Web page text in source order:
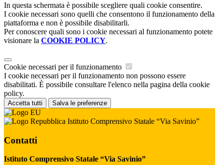
In questa schermata è possibile scegliere quali cookie consentire.
I cookie necessari sono quelli che consentono il funzionamento della
piattaforma e non è possibile disabilitarli.
Per conoscere quali sono i cookie necessari al funzionamento potete
visionare la COOKIE POLICY.
Cookie necessari per il funzionamento
I cookie necessari per il funzionamento non possono essere
disabilitati. È possibile consultare l'elenco nella pagina della cookie
policy.
Accetta tutti Salva le preferenze
Istituto Comprensivo Statale “Via Savinio”
Contatti
Istituto Comprensivo Statale “Via Savinio”